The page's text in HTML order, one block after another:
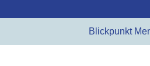
Inhalt
Blickpunkt